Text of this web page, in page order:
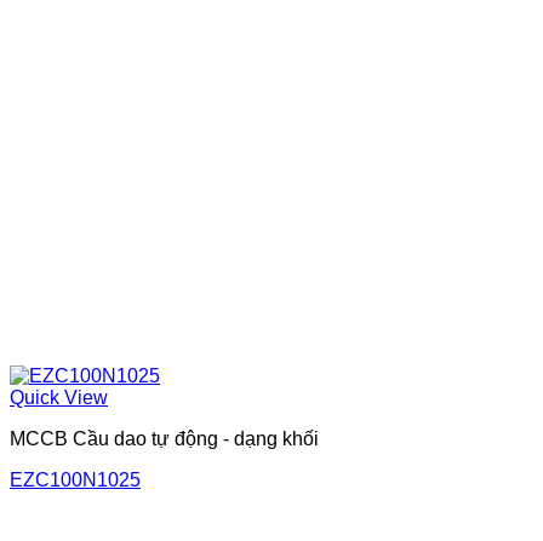
Quick View
MCCB Cầu dao tự động - dạng khối
EZC100N1025